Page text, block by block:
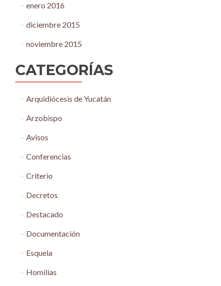
enero 2016
diciembre 2015
noviembre 2015
CATEGORÍAS
Arquidiócesis de Yucatán
Arzobispo
Avisos
Conferencias
Criterio
Decretos
Destacado
Documentación
Esquela
Homilías